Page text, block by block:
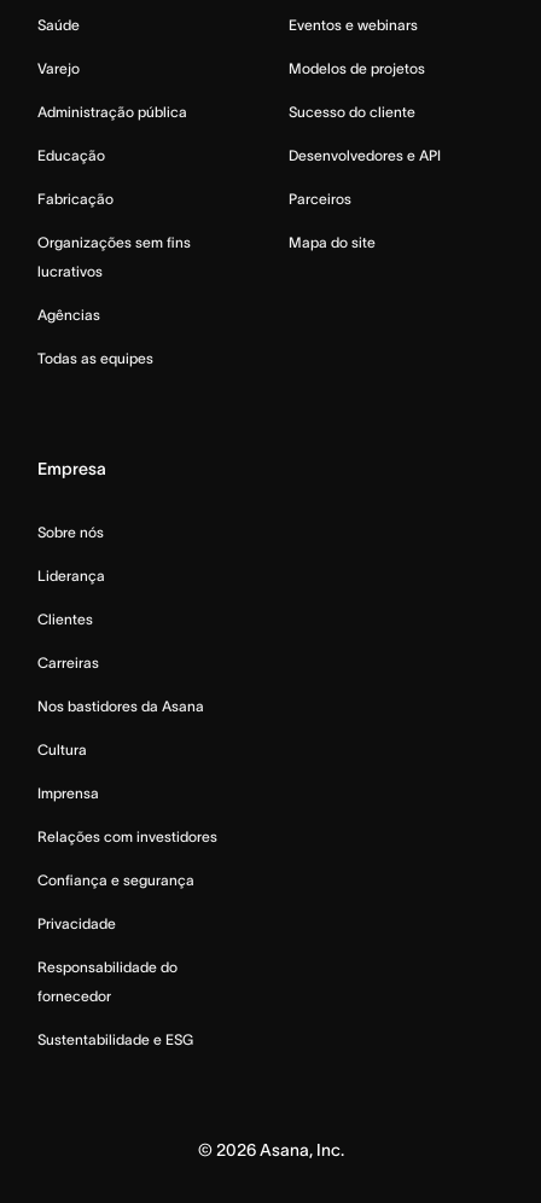
Saúde
Varejo
Administração pública
Educação
Fabricação
Organizações sem fins
lucrativos
Agências
Todas as equipes
Eventos e webinars
Modelos de projetos
Sucesso do cliente
Desenvolvedores e API
Parceiros
Mapa do site
Empresa
Sobre nós
Liderança
Clientes
Carreiras
Nos bastidores da Asana
Cultura
Imprensa
Relações com investidores
Confiança e segurança
Privacidade
Responsabilidade do
fornecedor
Sustentabilidade e ESG
© 2026Asana, Inc.